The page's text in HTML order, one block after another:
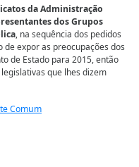
da Administração
dos Grupos
, na sequência dos pedidos
expor as preocupações dos
de Estado para 2015, então
que lhes dizem
Comum